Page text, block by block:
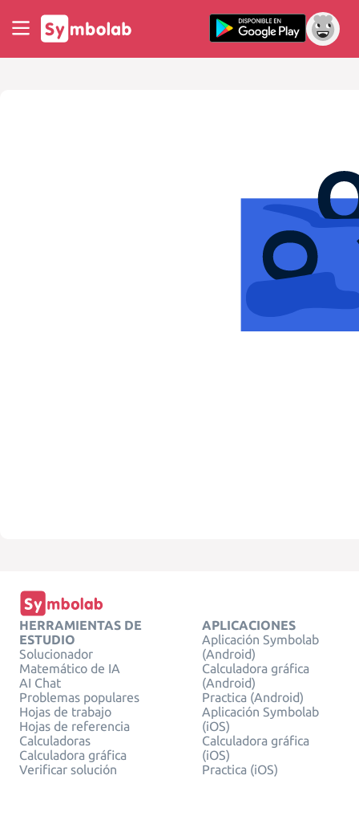
HERRAMIENTAS DE
ESTUDIO
Solucionador
Matemático de IA
AI Chat
Problemas populares
Hojas de trabajo
Hojas de referencia
Calculadoras
Calculadora gráfica
Verificar solución
APLICACIONES
Aplicación Symbolab
(Android)
Calculadora gráfica
(Android)
Practica (Android)
Aplicación Symbolab
(iOS)
Calculadora gráfica
(iOS)
Practica (iOS)